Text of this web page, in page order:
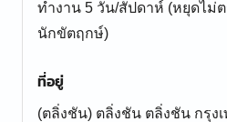
ทำงาน 5 วัน/สัปดาห์ (หยุดไม่
นักขัตฤกษ์)
ที่อยู่
(ตลิ่งชัน) ตลิ่งชัน ตลิ่งชัน กรุง